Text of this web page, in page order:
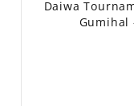
Daiwa
Gumihal